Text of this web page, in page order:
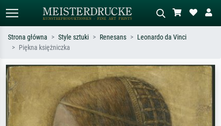
Szukaj wg artysty, tytułu lub stylu – np.
Monet, Gwiaździsta noc,
impresjonizm, fala Hokusaia, akt.
Opisz scenę – np. zielona łąka,
abstrakcja z czerwienią, ciemny olej,
stojący akt obok drzewa.
Strona główna Style sztuki Renesans
Leonardo da Vinci
Piękna księżniczka